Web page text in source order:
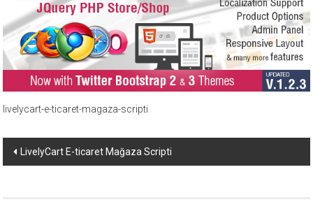
temalar,
wordpress
temaları,
temaları,
theme
sitesi.
livelycart-e-ticaret-magaza-scripti
Yazı
LivelyCart E-ticaret Mağaza Scripti